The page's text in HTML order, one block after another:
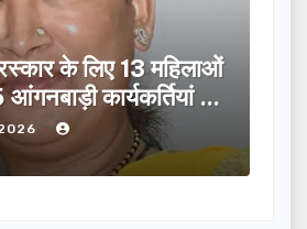
के लिए 13 महिलाओं
कार्यकर्तियां भी